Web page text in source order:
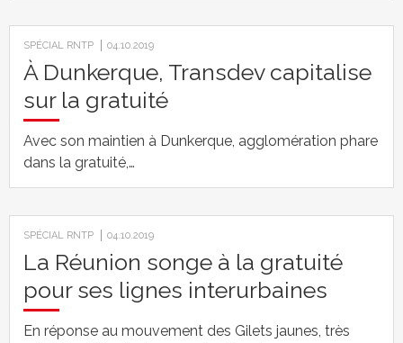
SPÉCIAL RNTP 04.10.2019
À Dunkerque, Transdev capitalise
sur la gratuité
Avec son maintien à Dunkerque, agglomération phare
dans la gratuité,…
SPÉCIAL RNTP 04.10.2019
La Réunion songe à la gratuité
pour ses lignes interurbaines
En réponse au mouvement des Gilets jaunes, très